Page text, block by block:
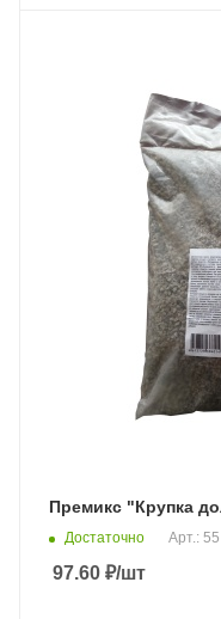
Премикс "Крупка
Достаточно Арт.: 55
97.60 ₽/шт